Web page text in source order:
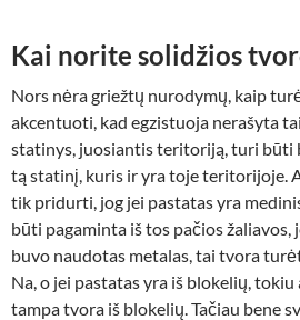
Kai norite solidžios
Nors nėra griežtų nurodymų, kaip
akcentuoti, kad egzistuoja nerašyta
statinys, juosiantis teritoriją, turi būti
tą statinį, kuris ir yra toje teritorijoje.
tik pridurti, jog jei pastatas yra
būti pagaminta iš tos pačios
buvo naudotas metalas, tai tvora
Na, o jei pastatas yra iš blokelių,
tampa tvora iš blokelių. Tačiau bene